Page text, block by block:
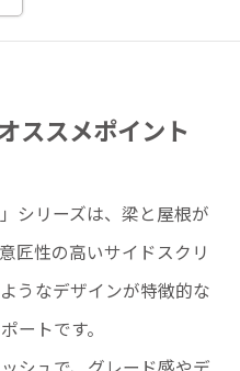
ススメポイント
シリーズは、梁と屋根が
匠性の高いサイドスクリ
うなデザインが特徴的な
ートです。